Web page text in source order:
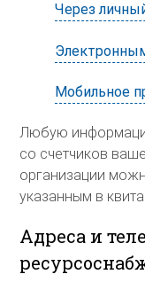
Через
Мобильное
Любую
со счетчиков
организации
указанным в
Адреса и